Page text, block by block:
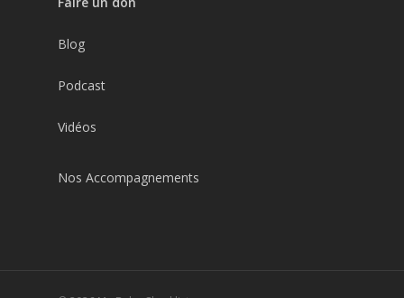
Blog
Podcast
Vidéos
Nos Accompagnements